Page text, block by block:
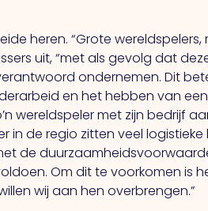
heren. “Grote
uit, “met als gevolg dat
ondernemen.Dit
en het hebben van
wereldspeler met zijn bedrijf
de regio zitten veel
de
Omdit te voorkomen is
wij aan hen overbrengen.”